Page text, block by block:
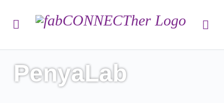
PenyaLab